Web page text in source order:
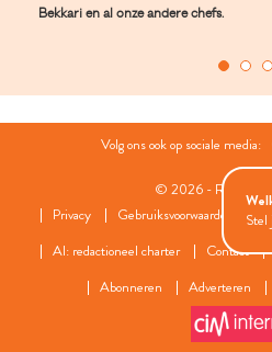
Bekkari en al onze andere chefs.
Volg ons ook op sociale media:
© 2026 - Roularta
Privacy
Gebruiksvoorwaarden
AI: redactioneel charter
Contact
Abonneren
Adverteren
Stel